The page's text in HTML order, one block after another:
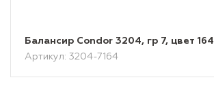
Балансир Condor 3204, гр 7, цвет 164
Артикул: 3204-7164